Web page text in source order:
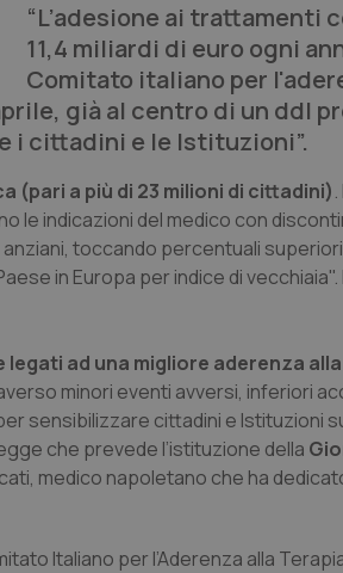
“L’adesione ai trattamenti
11,4 miliardi di euro ogni
Comitato italiano per
già al centro di un ddl
i cittadini e le Istituzioni”.
(pari a più di 23 milioni di cittadini)
indicazioni del medico con
toccando percentuali
in Europa per indice di
ad una migliore aderenza
minori eventi avversi, inferiori
sensibilizzare cittadini e Istituzioni
che prevede l’istituzione della
medico napoletano che ha
Italiano per l’Aderenza alla